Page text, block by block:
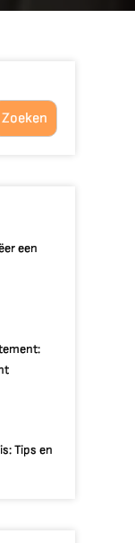
Zoeken
een
Tips en